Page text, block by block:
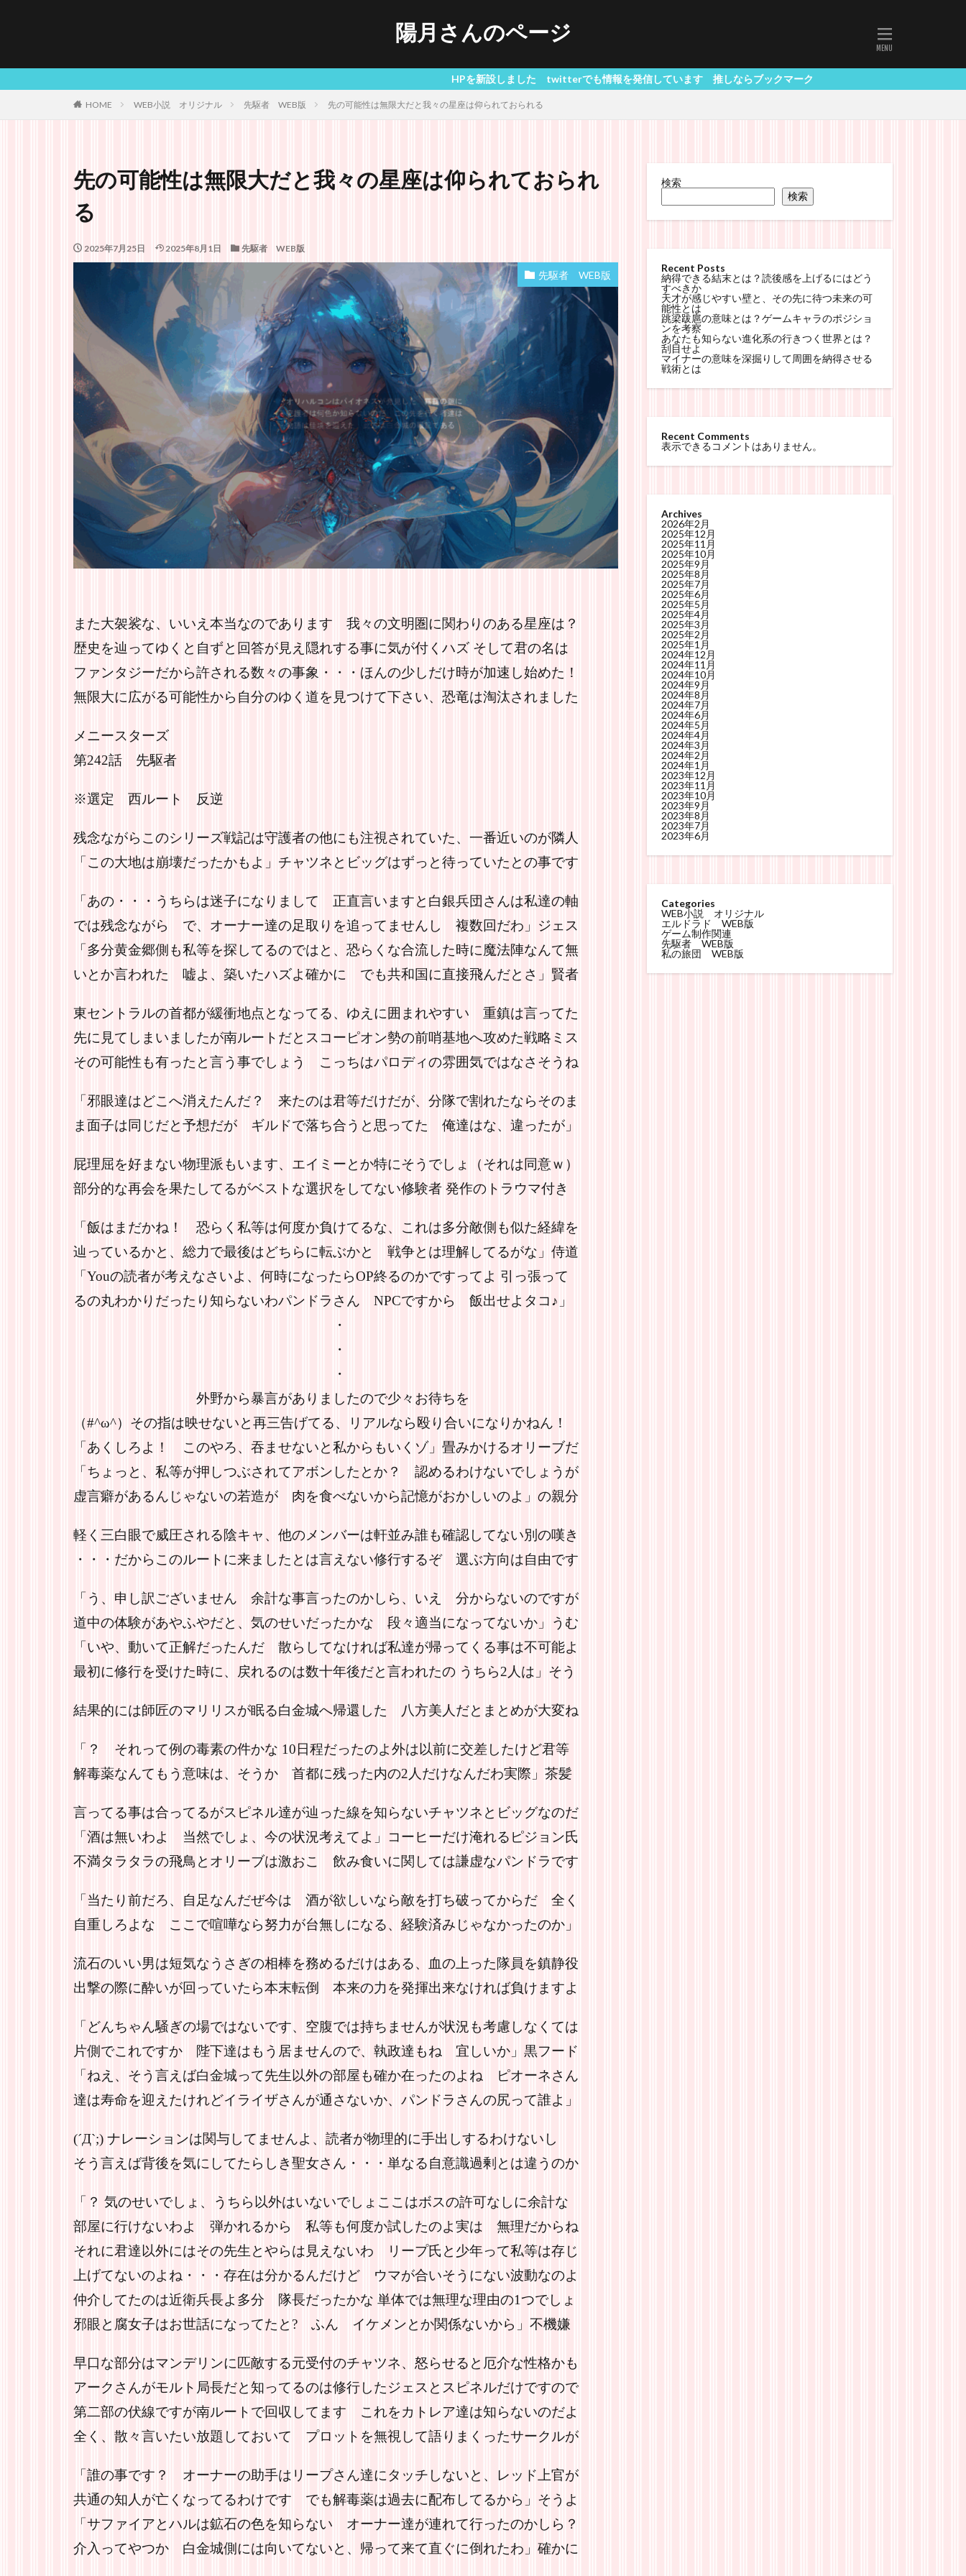
陽月さんのページ
HPを新設しました twitterでも情報を発信しています 推しならブックマーク
HOME WEB小説 オリジナル 先駆者 WEB版 先の可能性は無限大だと我々の星座は仰られておられる
先の可能性は無限大だと我々の星座は仰られておられ
る
2025年7月25日 2025年8月1日 先駆者 WEB版
先駆者 WEB版
また大袈裟な、いいえ本当なのであります 我々の文明圏に関わりのある星座は？
歴史を辿ってゆくと自ずと回答が見え隠れする事に気が付くハズ そして君の名は
ファンタジーだから許される数々の事象・・・ほんの少しだけ時が加速し始めた！
無限大に広がる可能性から自分のゆく道を見つけて下さい、恐竜は淘汰されました
メニースターズ
第242話 先駆者
※選定 西ルート 反逆
残念ながらこのシリーズ戦記は守護者の他にも注視されていた、一番近いのが隣人
「この大地は崩壊だったかもよ」チャツネとビッグはずっと待っていたとの事です
「あの・・・うちらは迷子になりまして 正直言いますと白銀兵団さんは私達の軸
では残念ながら で、オーナー達の足取りを追ってませんし 複数回だわ」ジェス
「多分黄金郷側も私等を探してるのではと、恐らくな合流した時に魔法陣なんて無
いとか言われた 嘘よ、築いたハズよ確かに でも共和国に直接飛んだとさ」賢者
東セントラルの首都が緩衝地点となってる、ゆえに囲まれやすい 重鎮は言ってた
先に見てしまいましたが南ルートだとスコーピオン勢の前哨基地へ攻めた戦略ミス
その可能性も有ったと言う事でしょう こっちはパロディの雰囲気ではなさそうね
「邪眼達はどこへ消えたんだ？ 来たのは君等だけだが、分隊で割れたならそのま
ま面子は同じだと予想だが ギルドで落ち合うと思ってた 俺達はな、違ったが」
屁理屈を好まない物理派もいます、エイミーとか特にそうでしょ（それは同意ｗ）
部分的な再会を果たしてるがベストな選択をしてない修験者 発作のトラウマ付き
「飯はまだかね！ 恐らく私等は何度か負けてるな、これは多分敵側も似た経緯を
辿っているかと、総力で最後はどちらに転ぶかと 戦争とは理解してるがな」侍道
「Youの読者が考えなさいよ、何時になったらOP終るのかですってよ 引っ張って
るの丸わかりだったり知らないわパンドラさん NPCですから 飯出せよタコ♪」
・
・
・
外野から暴言がありましたので少々お待ちを
（#^ω^）その指は映せないと再三告げてる、リアルなら殴り合いになりかねん！
「あくしろよ！ このやろ、吞ませないと私からもいくゾ」畳みかけるオリーブだ
「ちょっと、私等が押しつぶされてアボンしたとか？ 認めるわけないでしょうが
虚言癖があるんじゃないの若造が 肉を食べないから記憶がおかしいのよ」の親分
軽く三白眼で威圧される陰キャ、他のメンバーは軒並み誰も確認してない別の嘆き
・・・だからこのルートに来ましたとは言えない修行するぞ 選ぶ方向は自由です
「う、申し訳ございません 余計な事言ったのかしら、いえ 分からないのですが
道中の体験があやふやだと、気のせいだったかな 段々適当になってないか」うむ
「いや、動いて正解だったんだ 散らしてなければ私達が帰ってくる事は不可能よ
最初に修行を受けた時に、戻れるのは数十年後だと言われたの うちら2人は」そう
結果的には師匠のマリリスが眠る白金城へ帰還した 八方美人だとまとめが大変ね
「？ それって例の毒素の件かな 10日程だったのよ外は以前に交差したけど君等
解毒薬なんてもう意味は、そうか 首都に残った内の2人だけなんだわ実際」茶髪
言ってる事は合ってるがスピネル達が辿った線を知らないチャツネとビッグなのだ
「酒は無いわよ 当然でしょ、今の状況考えてよ」コーヒーだけ淹れるピジョン氏
不満タラタラの飛鳥とオリーブは激おこ 飲み食いに関しては謙虚なパンドラです
「当たり前だろ、自足なんだぜ今は 酒が欲しいなら敵を打ち破ってからだ 全く
自重しろよな ここで喧嘩なら努力が台無しになる、経験済みじゃなかったのか」
流石のいい男は短気なうさぎの相棒を務めるだけはある、血の上った隊員を鎮静役
出撃の際に酔いが回っていたら本末転倒 本来の力を発揮出来なければ負けますよ
「どんちゃん騒ぎの場ではないです、空腹では持ちませんが状況も考慮しなくては
片側でこれですか 陛下達はもう居ませんので、執政達もね 宜しいか」黒フード
「ねえ、そう言えば白金城って先生以外の部屋も確か在ったのよね ピオーネさん
達は寿命を迎えたけれどイライザさんが通さないか、パンドラさんの尻って誰よ」
(´Д`;) ナレーションは関与してませんよ、読者が物理的に手出しするわけないし
そう言えば背後を気にしてたらしき聖女さん・・・単なる自意識過剰とは違うのか
「？ 気のせいでしょ、うちら以外はいないでしょここはボスの許可なしに余計な
部屋に行けないわよ 弾かれるから 私等も何度か試したのよ実は 無理だからね
それに君達以外にはその先生とやらは見えないわ リープ氏と少年って私等は存じ
上げてないのよね・・・存在は分かるんだけど ウマが合いそうにない波動なのよ
仲介してたのは近衛兵長よ多分 隊長だったかな 単体では無理な理由の1つでしょ
邪眼と腐女子はお世話になってたと? ふん イケメンとか関係ないから」不機嫌
早口な部分はマンデリンに匹敵する元受付のチャツネ、怒らせると厄介な性格かも
アークさんがモルト局長だと知ってるのは修行したジェスとスピネルだけですので
第二部の伏線ですが南ルートで回収してます これをカトレア達は知らないのだよ
全く、散々言いたい放題しておいて プロットを無視して語りまくったサークルが
「誰の事です？ オーナーの助手はリープさん達にタッチしないと、レッド上官が
共通の知人が亡くなってるわけです でも解毒薬は過去に配布してるから」そうよ
「サファイアとハルは鉱石の色を知らない オーナー達が連れて行ったのかしら？
介入ってやつか 白金城側には向いてないと、帰って来て直ぐに倒れたわ」確かに
検索
検索
Recent Posts
納得できる結末とは？読後感を上げるにはどう
すべきか
天才が感じやすい壁と、その先に待つ未来の可
能性とは
跳梁跋扈の意味とは？ゲームキャラのポジショ
ンを考察
あなたも知らない進化系の行きつく世界とは？
刮目せよ
マイナーの意味を深掘りして周囲を納得させる
戦術とは
Recent Comments
表示できるコメントはありません。
Archives
2026年2月
2025年12月
2025年11月
2025年10月
2025年9月
2025年8月
2025年7月
2025年6月
2025年5月
2025年4月
2025年3月
2025年2月
2025年1月
2024年12月
2024年11月
2024年10月
2024年9月
2024年8月
2024年7月
2024年6月
2024年5月
2024年4月
2024年3月
2024年2月
2024年1月
2023年12月
2023年11月
2023年10月
2023年9月
2023年8月
2023年7月
2023年6月
Categories
WEB小説 オリジナル
エルドラド WEB版
ゲーム制作関連
先駆者 WEB版
私の旅団 WEB版